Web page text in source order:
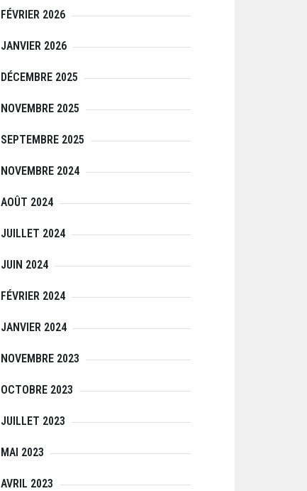
FÉVRIER 2026
JANVIER 2026
DÉCEMBRE 2025
NOVEMBRE 2025
SEPTEMBRE 2025
NOVEMBRE 2024
AOÛT 2024
JUILLET 2024
JUIN 2024
FÉVRIER 2024
JANVIER 2024
NOVEMBRE 2023
OCTOBRE 2023
JUILLET 2023
MAI 2023
AVRIL 2023